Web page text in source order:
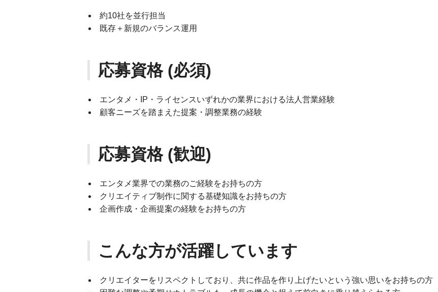
約10社を並行担当
既存＋新規のバランス運用
応募資格 (必須)
エンタメ・IP・ライセンスいずれかの業界における法人営業経験
顧客ニーズを踏まえた提案・調整業務の経験
応募資格 (歓迎)
エンタメ業界での業務のご経験をお持ちの方
クリエイティブ制作に関する基礎知識をお持ちの方
企画作成・企画提案の経験をお持ちの方
こんな方が活躍しています
クリエイターをリスペクトしており、共に作品を作り上げたいという強い思いをお持ちの方